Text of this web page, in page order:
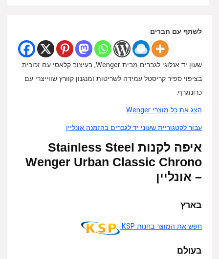
לשתף עם חברים
שעון יד אנלוגי לגברים מבית Wenger, בעיצוב קלאסי עם זכוכית
בציפוי ספיר קריסטל עמידה לשריטות ומנגנון קוורץ שווייצרי עם
כרונוגרף.
הצג את כל מוצרי Wenger
עבור לקטגוריית שעוני יד לגברים בהזמנה אונליין
איפה לקנות Stainless Steel
Wenger Urban Classic Chrono
– אונליין
בארץ
חפש את המוצר בחנות KSP
בעולם